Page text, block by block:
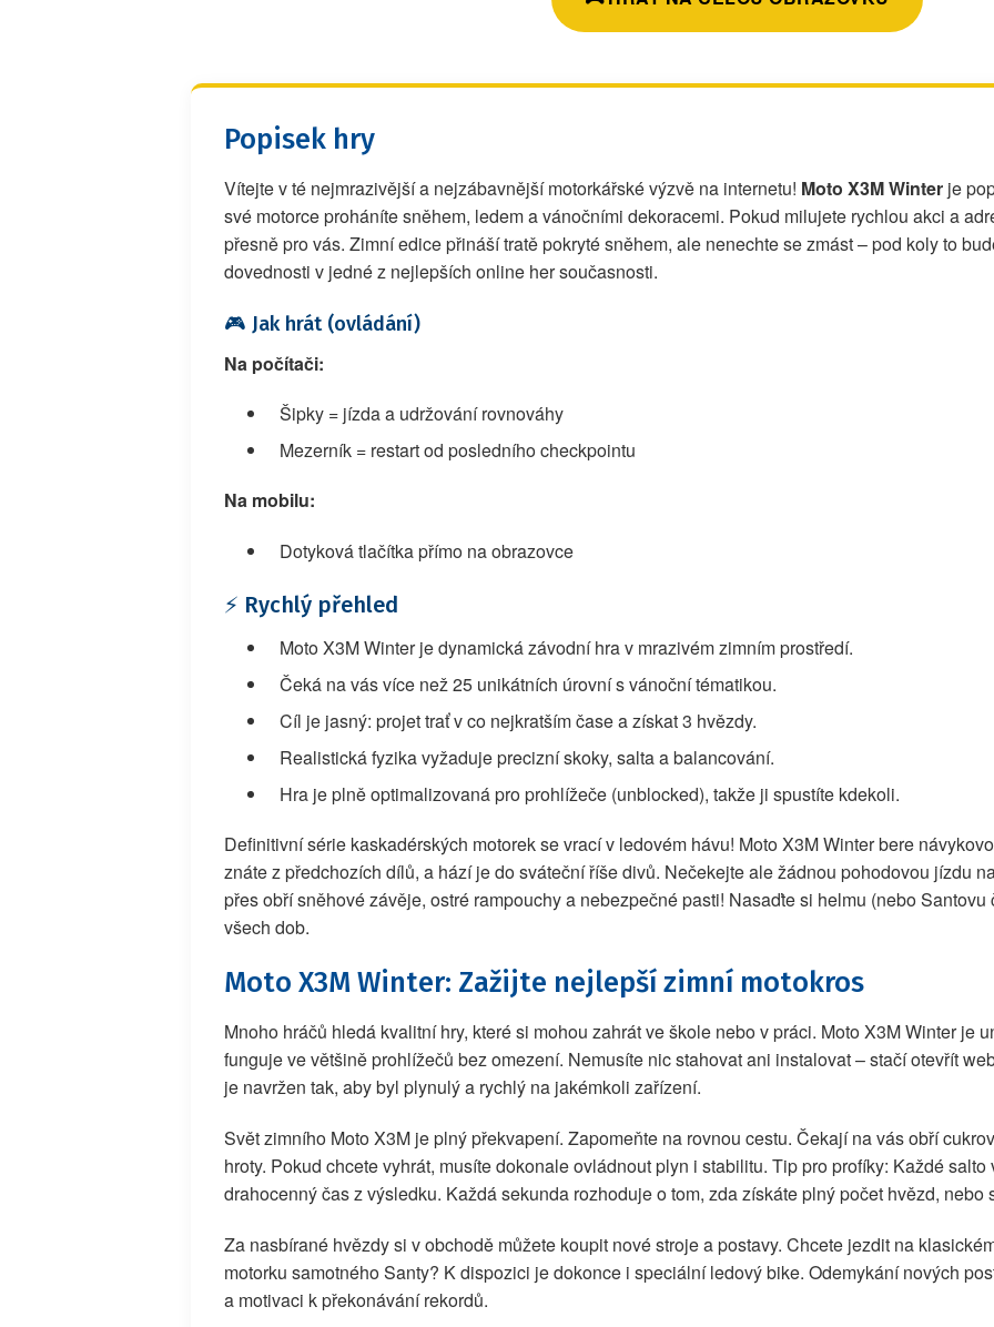
Popisek hry
Vítejte v té nejmrazivější a nejzábavnější motorkářské výzvě na internetu! Moto X3M Winter je
své motorce proháníte sněhem, ledem a vánočními dekoracemi. Pokud milujete rychlou akci a
přesně pro vás. Zimní edice přináší tratě pokryté sněhem, ale nenechte se zmást – pod koly to
dovednosti v jedné z nejlepších online her současnosti.
🎮️ Jak hrát (ovládání)
Na počítači:
Šipky = jízda a udržování rovnováhy
Mezerník = restart od posledního checkpointu
Na mobilu:
Dotyková tlačítka přímo na obrazovce
⚡ Rychlý přehled
Moto X3M Winter je dynamická závodní hra v mrazivém zimním prostředí.
Čeká na vás více než 25 unikátních úrovní s vánoční tématikou.
Cíl je jasný: projet trať v co nejkratším čase a získat 3 hvězdy.
Realistická fyzika vyžaduje precizní skoky, salta a balancování.
Hra je plně optimalizovaná pro prohlížeče (unblocked), takže ji spustíte kdekoli.
Definitivní série kaskadérských motorek se vrací v ledovém hávu! Moto X3M Winter bere
znáte z předchozích dílů, a hází je do sváteční říše divů. Nečekejte ale žádnou pohodovou jízdu
přes obří sněhové závěje, ostré rampouchy a nebezpečné pasti! Nasaďte si helmu (nebo
všech dob.
Moto X3M Winter: Zažijte nejlepší zimní motokros
Mnoho hráčů hledá kvalitní hry, které si mohou zahrát ve škole nebo v práci. Moto X3M Winter je
funguje ve většině prohlížečů bez omezení. Nemusíte nic stahovat ani instalovat – stačí otevřít
je navržen tak, aby byl plynulý a rychlý na jakémkoli zařízení.
Svět zimního Moto X3M je plný překvapení. Zapomeňte na rovnou cestu. Čekají na vás obří
hroty. Pokud chcete vyhrát, musíte dokonale ovládnout plyn i stabilitu. Tip pro profíky: Každé
drahocenný čas z výsledku. Každá sekunda rozhoduje o tom, zda získáte plný počet hvězd, nebo
Za nasbírané hvězdy si v obchodě můžete koupit nové stroje a postavy. Chcete jezdit na
motorku samotného Santy? K dispozici je dokonce i speciální ledový bike. Odemykání nových
a motivaci k překonávání rekordů.